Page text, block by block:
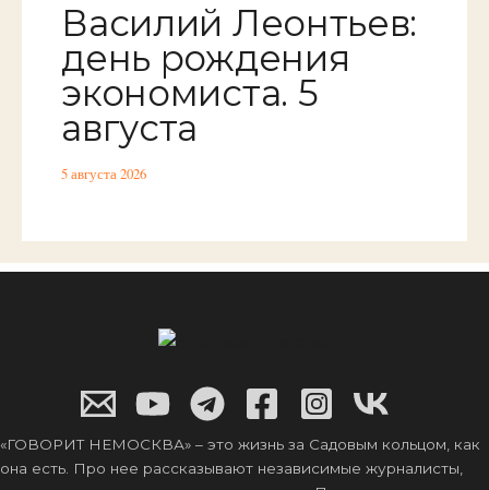
Василий Леонтьев:
день рождения
экономиста. 5
августа
5 августа 2026
«ГОВОРИТ НЕМОСКВА» – это жизнь за Садовым кольцом, как
она есть. Про нее рассказывают независимые журналисты,